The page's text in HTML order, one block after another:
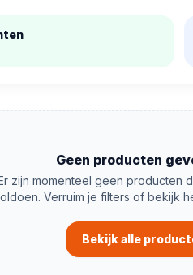
Geen producten
zijn momenteel geen producten
Verruim je filters of bekijk
Bekijk alle